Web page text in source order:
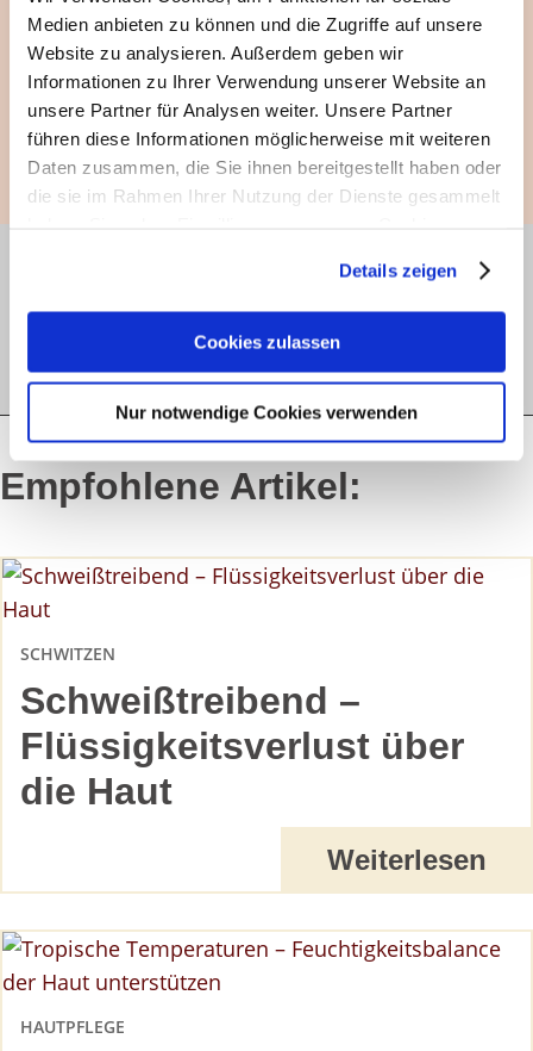
Medien anbieten zu können und die Zugriffe auf unsere
Website zu analysieren. Außerdem geben wir
Informationen zu Ihrer Verwendung unserer Website an
unsere Partner für Analysen weiter. Unsere Partner
führen diese Informationen möglicherweise mit weiteren
Daten zusammen, die Sie ihnen bereitgestellt haben oder
die sie im Rahmen Ihrer Nutzung der Dienste gesammelt
Erfahren Sie in unsererDatenschutzerklärungmehr
darüber, wer wir sind, wie Sie uns kontaktieren können
und wie wir personenbezogene Daten verarbeiten.
Sie können Ihre Einwilligung jederzeit von derCookie-
Details zeigen
Cookies zulassen
Nur notwendige Cookies verwenden
Experten-Interview
Experten geben Rat: Gefälschte Kosmetik
Zum Interview
haut.de-Newsletter anmelden
Jetzt abonnieren
Empfohlene Artikel:
Schweißtreibend –
Flüssigkeitsverlust über
die Haut
SCHWITZEN
Weiterlesen
HAUTPFLEGE